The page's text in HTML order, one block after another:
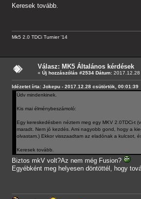
Keresek tovább.
Mk5 2.0 TDCi Turnier '14
Válasz: MK5 Általános kérdések
« Új hozzászólás #2534 Dátum: 2017.12.28
Idézetet írta: Jokepu - 2017.12.28 csütörtök, 00:01:39
Üdv mindenkinek.
Kis mai élménybeszámoló:
Egy kereskedésben néztem meg egy MKV 2.0TDCi-t
maradt. Nem jó kezdés. Ami nagyobb gond, hogy a
olvastam.) Ekkor visszaadtam az eladónak a kulcsot,
Keresek tovább.
Biztos mkV volt?Az nem még Fusion?
Egyébként meg helyesen döntöttél, hogy